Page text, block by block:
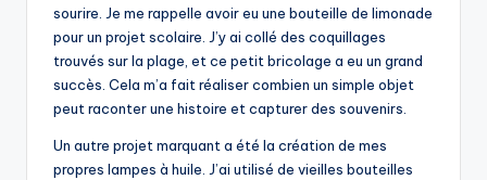
sourire. Je me rappelle avoir eu une bouteille de limonade
pour un projet scolaire. J’y ai collé des coquillages
trouvés sur la plage, et ce petit bricolage a eu un grand
succès. Cela m’a fait réaliser combien un simple objet
peut raconter une histoire et capturer des souvenirs.
Un autre projet marquant a été la création de mes
propres lampes à huile. J’ai utilisé de vieilles bouteilles